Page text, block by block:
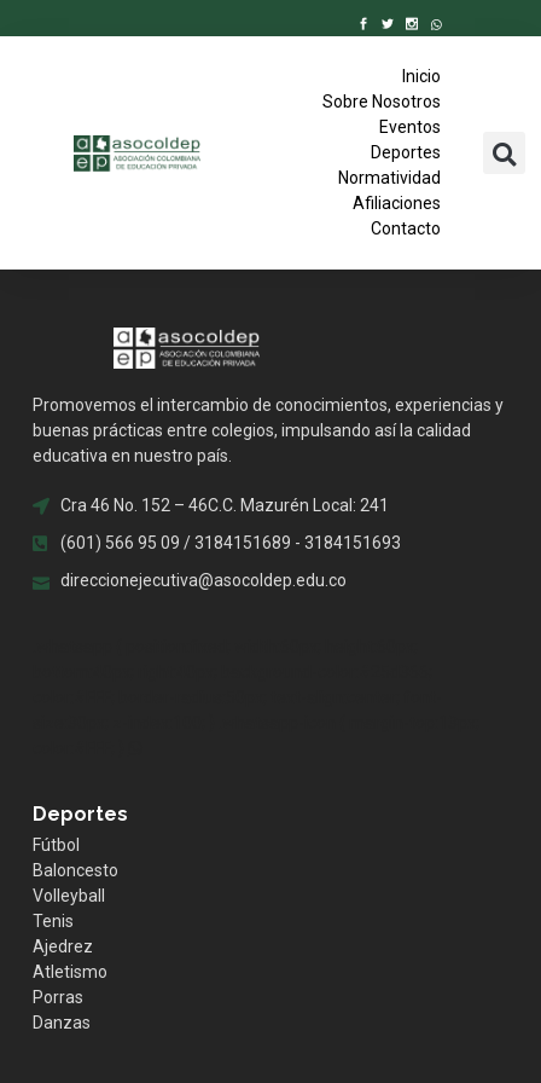
Inicio
Sobre Nosotros
Eventos
Deportes
Normatividad
Afiliaciones
Contacto
Promovemos el intercambio de conocimientos, experiencias y
buenas prácticas entre colegios, impulsando así la calidad
educativa en nuestro país.
Cra 46 No. 152 – 46C.C. Mazurén Local: 241
(601) 566 95 09 / 3184151689 - 3184151693
direccionejecutiva@asocoldep.edu.co
Deportes
Fútbol
Baloncesto
Volleyball
Tenis
Ajedrez
Atletismo
Porras
Danzas